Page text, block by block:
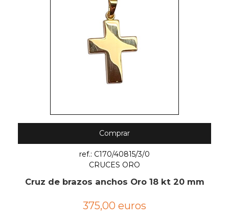
Comprar
ref.: C170/40815/3/0
CRUCES ORO
Cruz de brazos anchos Oro 18 kt 20 mm
375,00 euros